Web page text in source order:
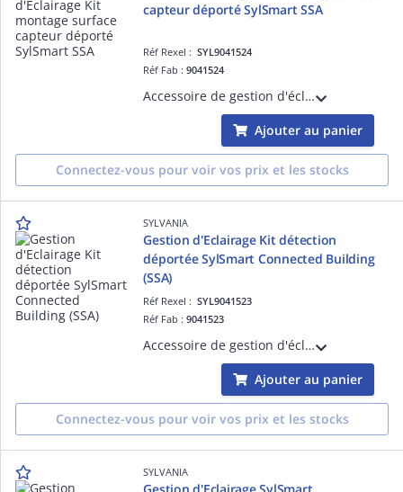
capteur déporté SylSmart SSA
Réf Rexel :SYL9041524
Réf Fab :9041524
Accessoire de gestion d'éclairage pour luminaires équipés de la solution Sylsmart - Kit montage Installation en saillie capteur déporté SylSmart SSA
Ajouter au panier
Connectez-vous pour voir vos prix et les stocks
SYLVANIA
Gestion d'Eclairage Kit détection
déportée SylSmart Connected Building
(SSA)
Réf Rexel :SYL9041523
Réf Fab :9041523
Accessoire de gestion d'éclairage pour luminaires équipés de la solution SylSmart - Kit de détection déportée SylSmart Connected Building (SSA)
Ajouter au panier
Connectez-vous pour voir vos prix et les stocks
SYLVANIA